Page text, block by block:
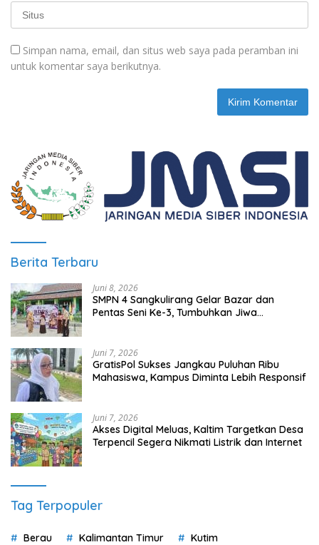
Simpan nama, email, dan situs web saya pada peramban ini
untuk komentar saya berikutnya.
Berita Terbaru
Juni 8, 2026
SMPN 4 Sangkulirang Gelar Bazar dan
Pentas Seni Ke-3, Tumbuhkan Jiwa
Juni 7, 2026
GratisPol Sukses Jangkau Puluhan Ribu
Mahasiswa, Kampus Diminta Lebih Responsif
Juni 7, 2026
Akses Digital Meluas, Kaltim Targetkan Desa
Terpencil Segera Nikmati Listrik dan Internet
Tag Terpopuler
Berau Kalimantan Timur Kutim